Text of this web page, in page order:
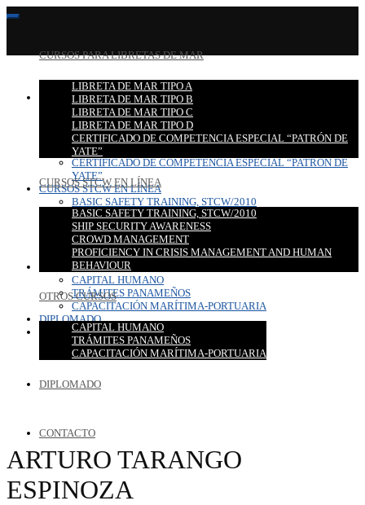
CURSOS PARA LIBRETAS DE MAR
LIBRETA DE MAR TIPO A
LIBRETA DE MAR TIPO B
LIBRETA DE MAR TIPO C
LIBRETA DE MAR TIPO D
CERTIFICADO DE COMPETENCIA ESPECIAL “PATRÓN DE
YATE”
CURSOS STCW EN LÍNEA
BASIC SAFETY TRAINING, STCW/2010
SHIP SECURITY AWARENESS
CROWD MANAGEMENT
PROFICIENCY IN CRISIS MANAGEMENT AND HUMAN
BEHAVIOUR
OTROS CURSOS
CAPITAL HUMANO
TRÁMITES PANAMEÑOS
CAPACITACIÓN MARÍTIMA-PORTUARIA
DIPLOMADO
CONTACTO
CURSOS PARA LIBRETAS DE MAR
LIBRETA DE MAR TIPO A
LIBRETA DE MAR TIPO B
LIBRETA DE MAR TIPO C
LIBRETA DE MAR TIPO D
CERTIFICADO DE COMPETENCIA ESPECIAL “PATRÓN DE
YATE”
CURSOS STCW EN LÍNEA
BASIC SAFETY TRAINING, STCW/2010
SHIP SECURITY AWARENESS
CROWD MANAGEMENT
PROFICIENCY IN CRISIS MANAGEMENT AND HUMAN
BEHAVIOUR
OTROS CURSOS
CAPITAL HUMANO
TRÁMITES PANAMEÑOS
CAPACITACIÓN MARÍTIMA-PORTUARIA
DIPLOMADO
CONTACTO
ARTURO TARANGO
ESPINOZA